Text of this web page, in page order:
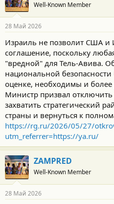
Well-Known Member
28 Май 2026
Израиль не позволит США и
соглашение, поскольку
"вредной" для Тель-Авива.
национальной
оценке, необходимы и
Министр призвал отключить
захватить стратегический
страны и вернуться к
https://rg.ru/2026/05/27/
utm_referrer=https://ya.ru/
ZAMPRED
Well-Known Member
28 Май 2026